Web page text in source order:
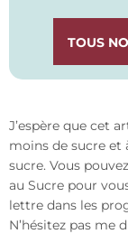
TOUS
J’espère que cet
moins de sucre et
sucre. Vous
au Sucre pour
lettre dans les
N’hésitez pas me